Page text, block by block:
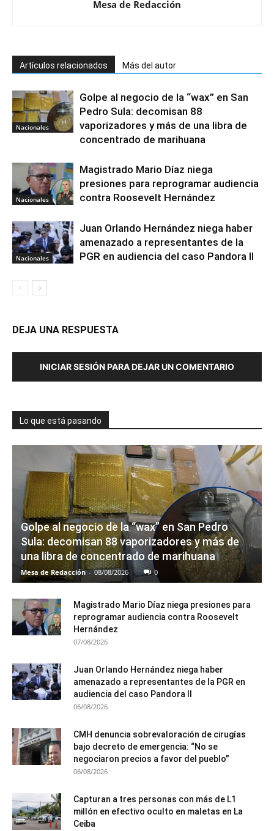
Mesa de Redacción
Artículos relacionados Más del autor
Nacionales
Golpe al negocio de la “wax” en San
Pedro Sula: decomisan 88
vaporizadores y más de una libra de
concentrado de marihuana
Nacionales
Magistrado Mario Díaz niega
presiones para reprogramar audiencia
contra Roosevelt Hernández
Nacionales
Juan Orlando Hernández niega haber
amenazado a representantes de la
PGR en audiencia del caso Pandora II
DEJA UNA RESPUESTA
INICIAR SESIÓN PARA DEJAR UN COMENTARIO
Lo que está pasando
Golpe al negocio de la “wax” en San Pedro
Sula: decomisan 88 vaporizadores y más de
una libra de concentrado de marihuana
Mesa de Redacción - 08/08/2026 0
Magistrado Mario Díaz niega presiones para
reprogramar audiencia contra Roosevelt
Hernández
07/08/2026
Juan Orlando Hernández niega haber
amenazado a representantes de la PGR en
audiencia del caso Pandora II
06/08/2026
CMH denuncia sobrevaloración de cirugías
bajo decreto de emergencia: “No se
negociaron precios a favor del pueblo”
06/08/2026
Capturan a tres personas con más de L1
millón en efectivo oculto en maletas en La
Ceiba